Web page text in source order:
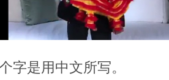
字是用中文所写。